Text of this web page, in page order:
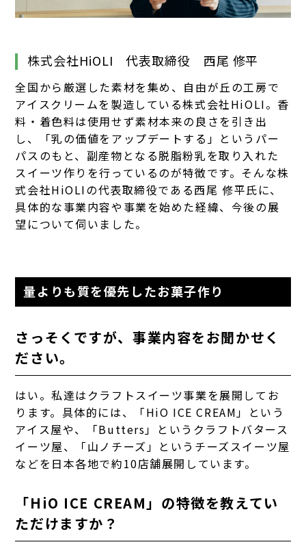
株式会社HiOLI 代表取締役 西尾 修平
全国から厳選した素材を集め、自由が丘の工房で
アイスクリームを製造している株式会社HiOLI。香
料・着色料は使用せず素材本来の良さを引き出
し、「乳の価値をアップデートする」というパー
パスのもと、副産物となる脱脂粉乳を取り入れた
スイーツ作りを行っているのが特徴です。 そんな株
式会社HiOLIの代表取締役である西尾 修平氏に、
具体的な事業内容や事業を始めた経緯、今後の展
望について伺いました。
量よりも質を優先したお菓子作り
さっそくですが、事業内容をお聞かせく
ださい。
はい。私達はクラフトスイーツ事業を展開してお
ります。具体的には、「HiO ICE CREAM」という
アイス屋や、「Butters」というクラフトバタース
イーツ屋、「山ノチーズ」というチーズスイーツ屋
などを日本各地で約10店舗展開しています。
「HiO ICE CREAM」の特徴を教えてい
ただけますか？